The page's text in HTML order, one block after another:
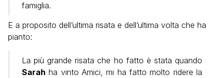
famiglia.
E a proposito dell’ultima risata e dell’ultima volta che ha
pianto:
La più grande risata che ho fatto è stata quando
Sarah ha vinto Amici, mi ha fatto molto ridere la